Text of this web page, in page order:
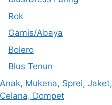
Rok
Gamis/Abaya
Bolero
Blus Tenun
Anak, Mukena, Sprei, Jaket,
Celana, Dompet